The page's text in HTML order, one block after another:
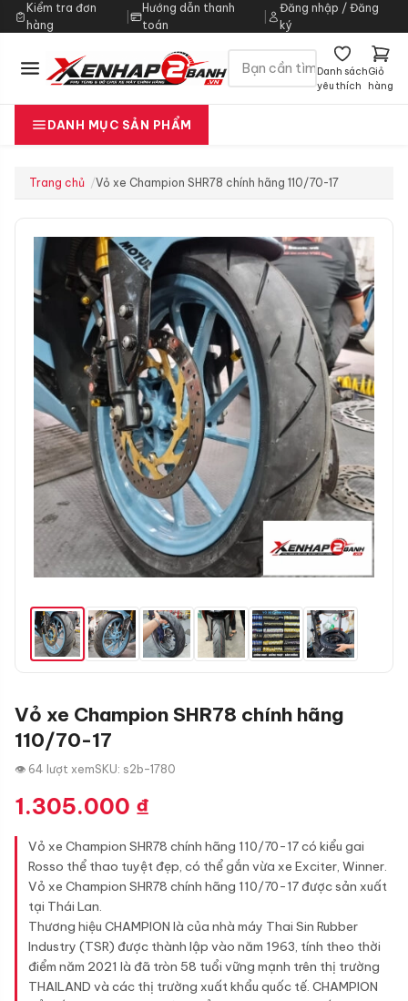
Kiểm tra đơn
hàng
|
Hướng dẫn thanh
toán
Đăng nhập / Đăng
ký
Danh sách
yêu thích
Giỏ
hàng
DANH MỤC SẢN PHẨM
Trang chủ Vỏ xe Champion SHR78 chính hãng 110/70-17
Vỏ xe Champion SHR78 chính hãng
110/70-17
👁 64 lượt xemSKU: s2b-1780
1.305.000 ₫
Vỏ xe Champion SHR78 chính hãng 110/70-17 có kiểu gai
Rosso thể thao tuyệt đẹp, có thể gắn vừa xe Exciter, Winner.
Vỏ xe Champion SHR78 chính hãng 110/70-17 được sản xuất
tại Thái Lan.
Thương hiệu CHAMPION là của nhà máy Thai Sin Rubber
Industry (TSR) được thành lập vào năm 1963, tính theo thời
điểm năm 2021 là đã tròn 58 tuổi vững mạnh trên thị trường
THAILAND và các thị trường xuất khẩu quốc tế. CHAMPION